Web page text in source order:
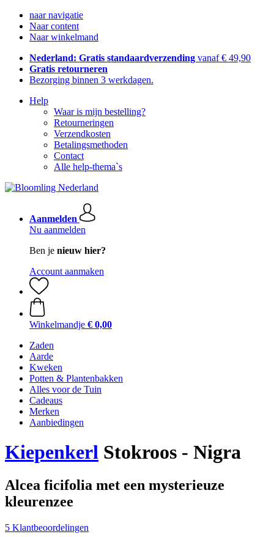
naar navigatie
Naar content
Naar winkelmand
Nederland: Gratis standaardverzending vanaf € 49,90
Gratis retourneren
Bezorging binnen 3 werkdagen.
Help
Waar is mijn bestelling?
Retourneringen
Verzendkosten
Betalingsmethoden
Contact
Alle help-thema`s
Aanmelden
Nu aanmelden
Ben je nieuw hier?
Account aanmaken
Winkelmandje € 0,00
Zaden
Aarde
Kweken
Potten & Plantenbakken
Alles voor de Tuin
Cadeaus
Merken
Aanbiedingen
Kiepenkerl Stokroos - Nigra
Alcea ficifolia met een mysterieuze
kleurenzee
5 Klantbeoordelingen